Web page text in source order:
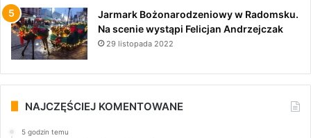
Jarmark Bożonarodzeniowy w Radomsku.
Na scenie wystąpi Felicjan Andrzejczak
29 listopada 2022
NAJCZĘŚCIEJ KOMENTOWANE
5 godzin temu